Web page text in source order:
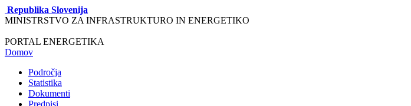
Republika Slovenija
MINISTRSTVO ZA INFRASTRUKTURO IN ENERGETIKO
PORTAL ENERGETIKA
Domov
Področja
Statistika
Dokumenti
Predpisi